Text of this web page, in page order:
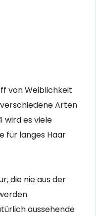
von Weiblichkeit
Arten
wird es viele
für langes Haar
die nie aus der
aussehende